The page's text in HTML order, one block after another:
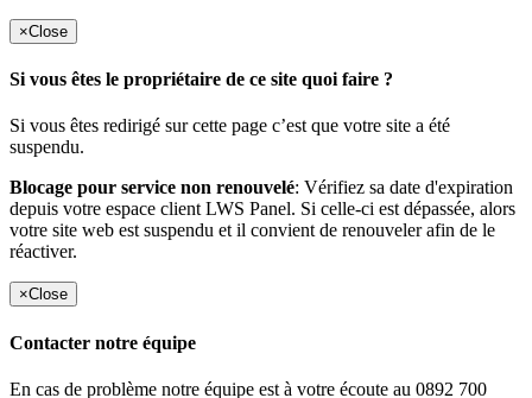
×Close
Si vous êtes le propriétaire de ce site quoi faire ?
Si vous êtes redirigé sur cette page c’est que votre site a été
suspendu.
Blocage pour service non renouvelé: Vérifiez sa date d'expiration
depuis votre espace client LWS Panel. Si celle-ci est dépassée, alors
votre site web est suspendu et il convient de renouveler afin de le
réactiver.
×Close
Contacter notre équipe
En cas de problème notre équipe est à votre écoute au 0892 700